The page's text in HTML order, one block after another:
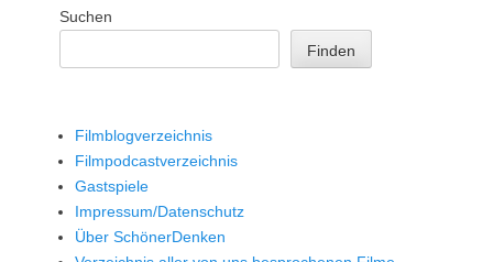
Suchen
Finden
Filmblogverzeichnis
Filmpodcastverzeichnis
Gastspiele
Impressum/Datenschutz
Über SchönerDenken